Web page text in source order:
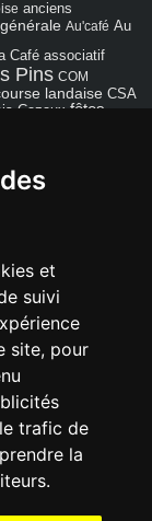
et
suivi
site, pour
trafic de
la
anciens
Au'café Au
Café associatif
Pins COM
landaise CSA
Cazaux fêtes
Souprosse
de 12h30 à